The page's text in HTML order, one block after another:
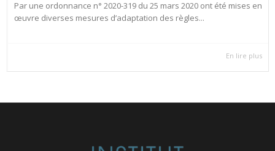
Par une ordonnance n° 2020-319 du 25 mars 2020 ont été mises en
œuvre diverses mesures d’adaptation des règles...
En lire plus